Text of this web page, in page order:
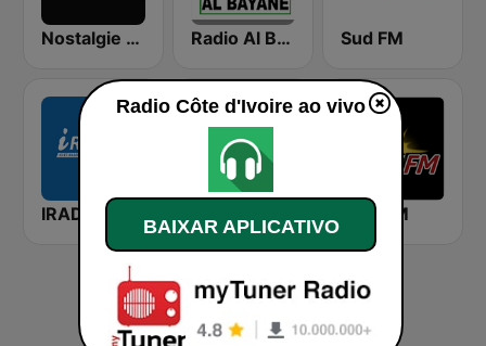
Nostalgie FM Radio Al Bayane Sud FM
Walf FM
Radio Côte d'Ivoire ao vivo
BAIXAR APLICATIVO